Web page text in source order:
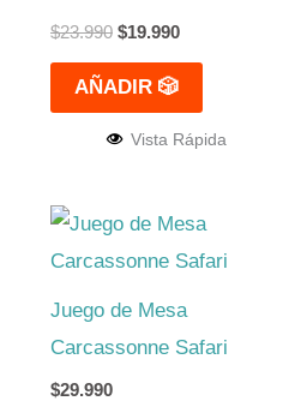
$23.990 $19.990
AÑADIR 🎲
Vista Rápida
Juego de Mesa
Carcassonne Safari
$29.990